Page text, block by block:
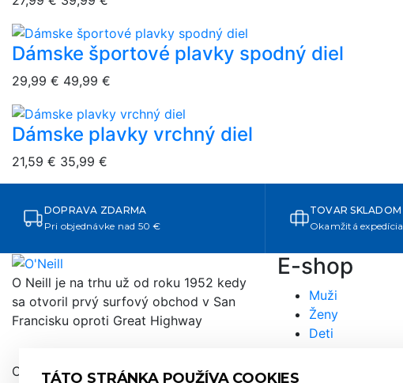
overlay bg
Dámske športové plavky spodný diel
29,99 € 49,99 €
overlay bg
Dámske plavky vrchný diel
21,59 € 35,99 €
DOPRAVA ZDARMA
Pri objednávke nad 50 €
TOVAR SKLADOM
Okamžitá expedícia
O Neill je na trhu už od roku 1952 kedy
sa otvoril prvý surfový obchod v San
Francisku oproti Great Highway
Copyright © 2026 by AULANKO, s.r.o..
E-shop
Muži
Ženy
Deti
TÁTO STRÁNKA POUŽÍVA COOKIES